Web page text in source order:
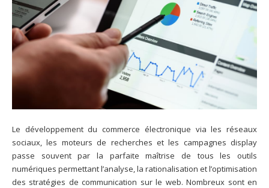
Le développement du commerce électronique via les réseaux
sociaux, les moteurs de recherches et les campagnes display
passe souvent par la parfaite maîtrise de tous les outils
numériques permettant l’analyse, la rationalisation et l’optimisation
des stratégies de communication sur le web. Nombreux sont en